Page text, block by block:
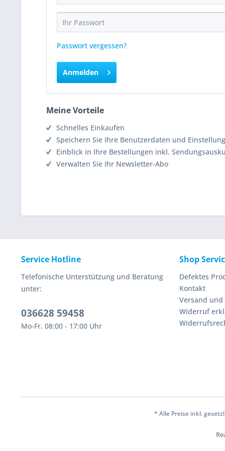
Passwort vergessen?
Anmelden
Meine Vorteile
Schnelles Einkaufen
Speichern Sie Ihre Benutzerdaten und
Einblick in Ihre Bestellungen inkl.
Verwalten Sie Ihr Newsletter-Abo
Service Hotline
Telefonische Unterstützung und Beratung
unter:
036628 59458
Mo-Fr. 08:00 - 17:00 Uhr
Shop
Defektes
Kontakt
Versand
Widerruf
* Alle Preise inkl.